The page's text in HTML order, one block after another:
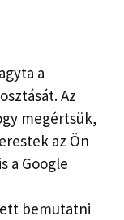
a
Az
megértsük,
az Ön
a Google
bemutatni